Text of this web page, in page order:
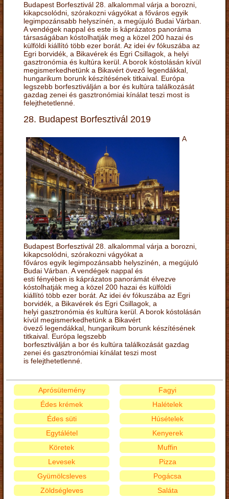
Budapest Borfesztivál 28. alkalommal várja a borozni,
kikapcsolódni, szórakozni vágyókat a főváros egyik
legimpozánsabb helyszínén, a megújuló Budai Várban.
A vendégek nappal és este is káprázatos panoráma
társaságában kóstolhatják meg a közel 200 hazai és
külföldi kiállító több ezer borát. Az idei év fókuszába az
Egri borvidék, a Bikavérek és Egri Csillagok, a helyi
gasztronómia és kultúra kerül. A borok kóstolásán kívül
megismerkedhetünk a Bikavért övező legendákkal,
hungarikum borunk készítésének titkaival. Európa
legszebb borfesztiválján a bor és kultúra találkozását
gazdag zenei és gasztronómiai kínálat teszi most is
felejthetetlenné.
28. Budapest Borfesztivál 2019
A
Budapest Borfesztivál 28. alkalommal várja a borozni,
kikapcsolódni, szórakozni vágyókat a
főváros egyik legimpozánsabb helyszínén, a megújuló
Budai Várban. A vendégek nappal és
esti fényében is káprázatos panorámát élvezve
kóstolhatják meg a közel 200 hazai és külföldi
kiállító több ezer borát. Az idei év fókuszába az Egri
borvidék, a Bikavérek és Egri Csillagok, a
helyi gasztronómia és kultúra kerül. A borok kóstolásán
kívül megismerkedhetünk a Bikavért
övező legendákkal, hungarikum borunk készítésének
titkaival. Európa legszebb
borfesztiválján a bor és kultúra találkozását gazdag
zenei és gasztronómiai kínálat teszi most
is felejthetetlenné.
Aprósütemény
Édes krémek
Édes süti
Egytálétel
Fagyi
Halételek
Húsételek
Kenyerek
Köretek
Levesek
Gyümölcsleves
Zöldségleves
Muffin
Pizza
Pogácsa
Saláta